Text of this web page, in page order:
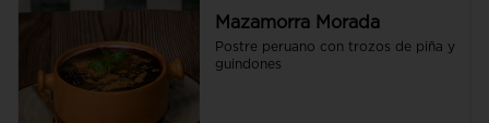
Mazamorra Morada
Postre peruano con trozos de piña y
guindones